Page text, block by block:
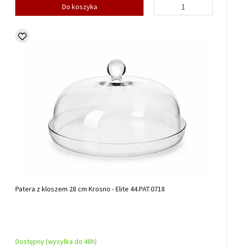
Do koszyka
Patera z kloszem 28 cm Krosno - Elite 44.PAT.0718
Dostępny (wysyłka do 48h)